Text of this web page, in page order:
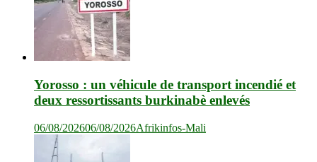
Yorosso : un véhicule de transport incendié et
deux ressortissants burkinabè enlevés
06/08/202606/08/2026Afrikinfos-Mali